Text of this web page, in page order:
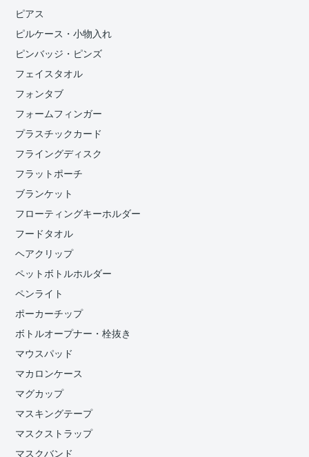
ピアス
ピルケース・小物入れ
ピンバッジ・ピンズ
フェイスタオル
フォンタブ
フォームフィンガー
プラスチックカード
フライングディスク
フラットポーチ
ブランケット
フローティングキーホルダー
フードタオル
ヘアクリップ
ペットボトルホルダー
ペンライト
ポーカーチップ
ボトルオープナー・栓抜き
マウスパッド
マカロンケース
マグカップ
マスキングテープ
マスクストラップ
マスクバンド